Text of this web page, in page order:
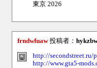
東京 2026
frndwfuaw投稿者：
http://secondstreet.ru/
http://www.gta5-